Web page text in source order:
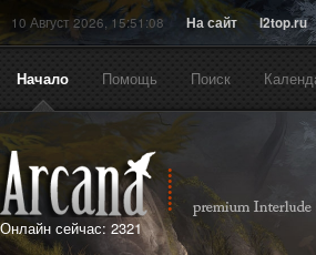
10 Август 2026, 15:51:08 На сайт l2top.ru
Начало Помощь Поиск
Онлайн сейчас: 2321